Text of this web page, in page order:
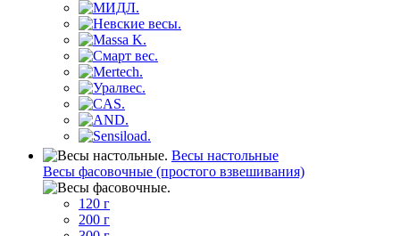
Весы настольные
Весы фасовочные (простого взвешивания)
120 г
200 г